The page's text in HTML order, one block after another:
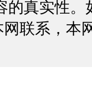
的真实性
联系，本